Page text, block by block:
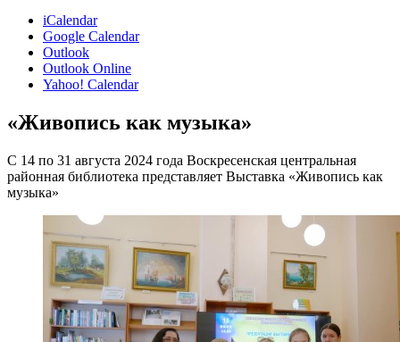
iCalendar
Google Calendar
Outlook
Outlook Online
Yahoo! Calendar
«Живопись как музыка»
С 14 по 31 августа 2024 года Воскресенская центральная
районная библиотека представляет Выставка «Живопись как
музыка»